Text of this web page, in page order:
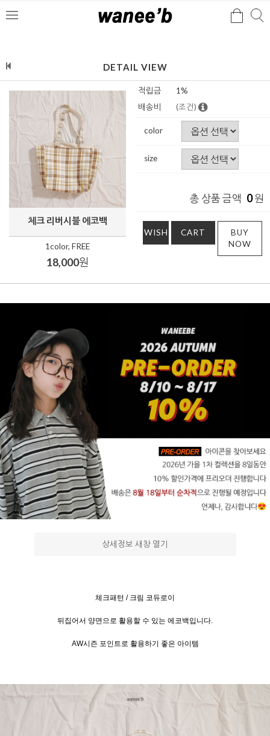
메
검
DETAIL VIEW
체크 리버시블 에코백
1color, FREE
18,000원
적립금
1%
배송비
(조건)
color
size
총 상품 금액 0원
WISH CART
BUY
NOW
상세정보 새창 열기
체크패턴 / 크림 코듀로이
뒤집어서 양면으로 활용할 수 있는 에코백입니다.
AW시즌 포인트로 활용하기 좋은 아이템